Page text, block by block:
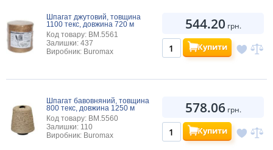
Шпагат джутовий, товщина
1100 текс, довжина 720 м
Код товару: BM.5561
Залишки: 437
Виробник: Buromax
544.20 грн.
Купити
Шпагат бавовняний, товщина
800 текс, довжина 1250 м
Код товару: BM.5560
Залишки: 110
Виробник: Buromax
578.06грн.
Купити